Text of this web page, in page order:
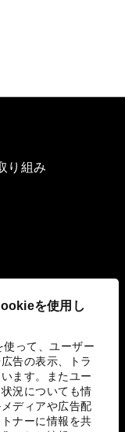
を使用し
って、ユーザー
告の表示、トラ
ます。またユー
況についても情
ディアや広告配
ナーに情報を共
り組み